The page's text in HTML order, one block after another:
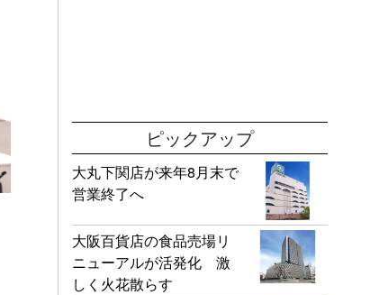
ピックアップ
大丸下関店が来年8月末で
営業終了へ
大阪百貨店の食品売場リ
ニューアルが活発化 激
しく火花散らす